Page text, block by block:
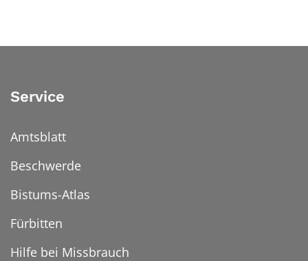
Service
Amtsblatt
Beschwerde
Bistums-Atlas
Fürbitten
Hilfe bei Missbrauch